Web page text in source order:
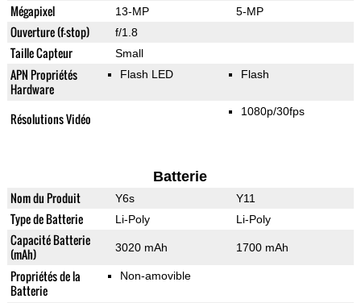
Mégapixel 13-MP 5-MP
Ouverture (f-stop) f/1.8
Taille Capteur Small
APN Propriétés
Hardware
Flash LED Flash
Résolutions Vidéo 1080p/30fps
Batterie
Nom du Produit Y6s Y11
Type de Batterie Li-Poly Li-Poly
Capacité Batterie
(mAh)
3020 mAh 1700 mAh
Propriétés de la
Batterie
Non-amovible